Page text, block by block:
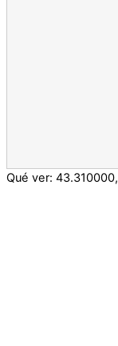
Qué ver: 43.310000,